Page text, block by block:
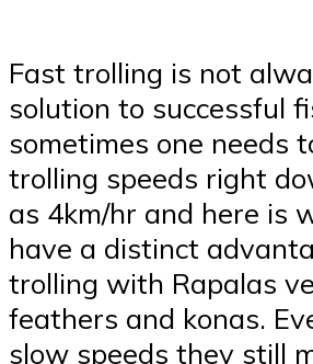
Fast trolling is not
solution to successful
sometimes one needs
trolling speeds right
as 4km/hr and here is
have a distinct
trolling with Rapalas
feathers and konas.
slow speeds they still